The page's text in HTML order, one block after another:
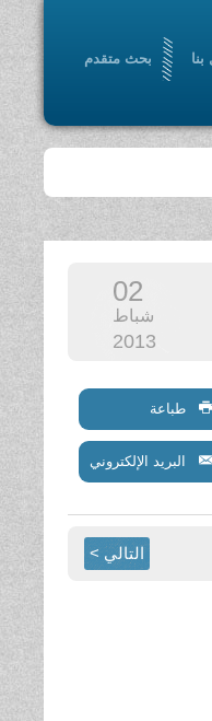
بحث متقدم
02
شباط
2013
طباعة
البريد الإلكتروني
التالي >